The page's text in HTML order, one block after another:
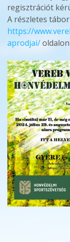
regisztrációt
A részletes
https://
aprodjai/